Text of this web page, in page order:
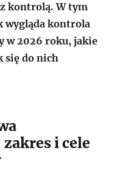
kontrolą. W tym
wygląda kontrola
w 2026 roku, jakie
się do nich
i cele